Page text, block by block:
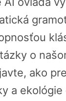
o
ako
a ekológie